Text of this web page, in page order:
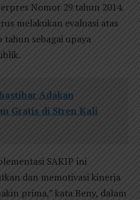
Nomor 29 tahun 2014.
melakukan evaluasi atas
sebagai upaya
Adakan
Gratis di Stren Kali
SAKIP ini
dan memotivasi kinerja
prima,” kata Beny, dalam